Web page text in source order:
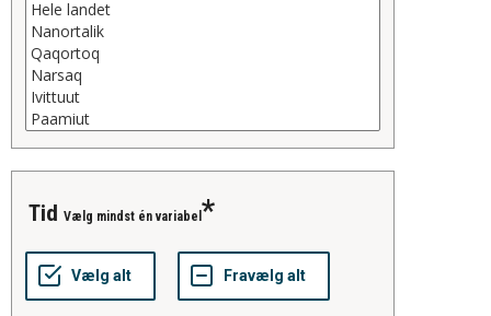
tid Vælg mindst én variabel